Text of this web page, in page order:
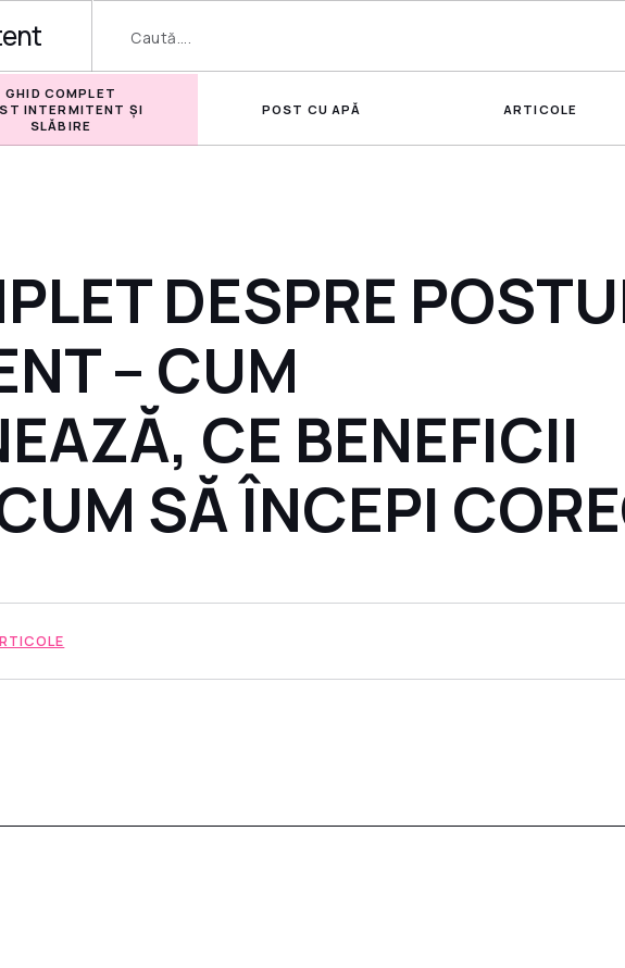
GHID COMPLET
INTERMITENT ȘI
SLĂBIRE
POST CU APĂ ARTICOLE
DESPRE
– CUM
CE BENEFICII
SĂ ÎNCEPI